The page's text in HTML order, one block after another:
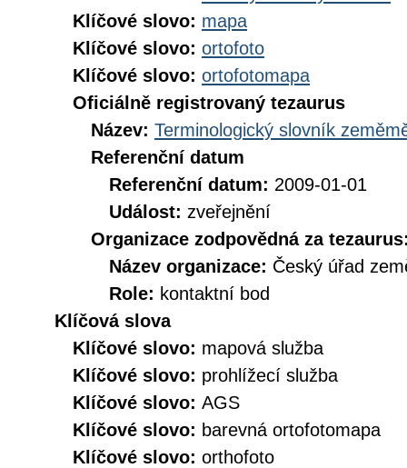
Klíčové slovo: mapa
Klíčové slovo: ortofoto
Klíčové slovo: ortofotomapa
Oficiálně registrovaný tezaurus
Název: Terminologický slovník
Referenční datum
Referenční datum: 2009-01-01
Událost: zveřejnění
Organizace zodpovědná za
Název organizace: Český úřad
Role: kontaktní bod
Klíčová slova
Klíčové slovo: mapová služba
Klíčové slovo: prohlížecí služba
Klíčové slovo: AGS
Klíčové slovo: barevná ortofotomapa
Klíčové slovo: orthofoto